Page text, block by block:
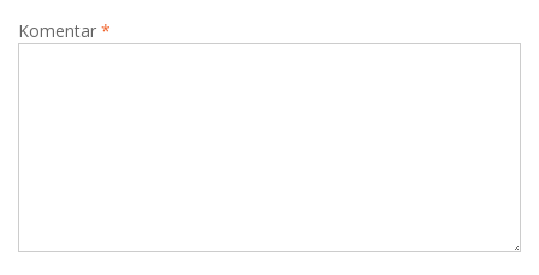
Komentar *